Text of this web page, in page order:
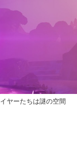
ヤーたちは謎の空間